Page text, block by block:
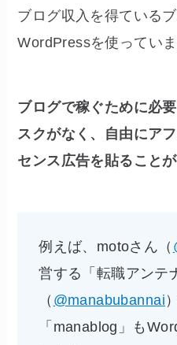
ブログ収入を得ている
WordPressを使っていま
ブログで稼ぐために必
スクがなく、自由にア
センス広告を貼ること
例えば、motoさん（
営する「転職アンテ
（ @manabubannai
「manablog」も